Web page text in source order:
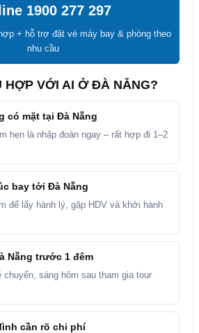
1900 277 297
+ hỗ trợ đặt vé máy bay & phòng theo
nhu cầu
HỢP VỚI AI Ở ĐÀ NẴNG?
có mặt tại Đà Nẵng
hẹn là nhập đoàn ngay – rất hợp đi 1–2
bay tới Đà Nẵng
để lấy hành lý, gặp HDV và khởi hành
Nẵng trước 1 đêm
sáng hôm sau tham gia tour
cần rõ chi phí